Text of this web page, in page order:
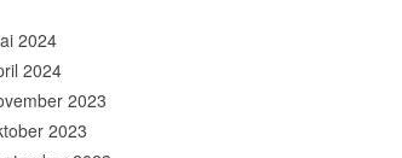
2024
2024
2023
2023